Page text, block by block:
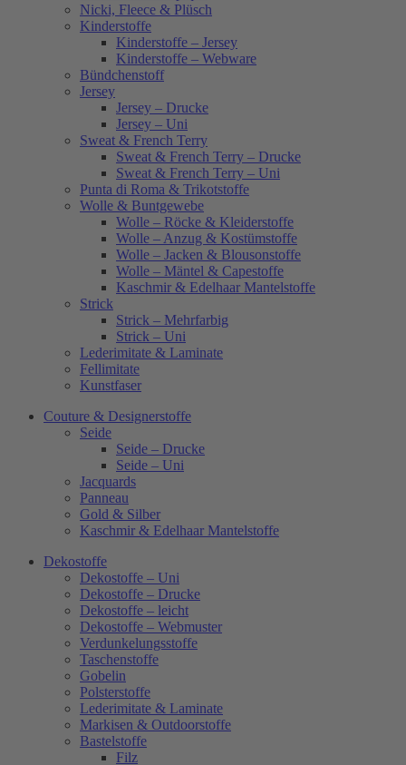
Nicki, Fleece & Plüsch
Kinderstoffe
Kinderstoffe – Jersey
Kinderstoffe – Webware
Bündchenstoff
Jersey
Jersey – Drucke
Jersey – Uni
Sweat & French Terry
Sweat & French Terry – Drucke
Sweat & French Terry – Uni
Punta di Roma & Trikotstoffe
Wolle & Buntgewebe
Wolle – Röcke & Kleiderstoffe
Wolle – Anzug & Kostümstoffe
Wolle – Jacken & Blousonstoffe
Wolle – Mäntel & Capestoffe
Kaschmir & Edelhaar Mantelstoffe
Strick
Strick – Mehrfarbig
Strick – Uni
Lederimitate & Laminate
Fellimitate
Kunstfaser
Couture & Designerstoffe
Seide
Seide – Drucke
Seide – Uni
Jacquards
Panneau
Gold & Silber
Kaschmir & Edelhaar Mantelstoffe
Dekostoffe
Dekostoffe – Uni
Dekostoffe – Drucke
Dekostoffe – leicht
Dekostoffe – Webmuster
Verdunkelungsstoffe
Taschenstoffe
Gobelin
Polsterstoffe
Lederimitate & Laminate
Markisen & Outdoorstoffe
Bastelstoffe
Filz